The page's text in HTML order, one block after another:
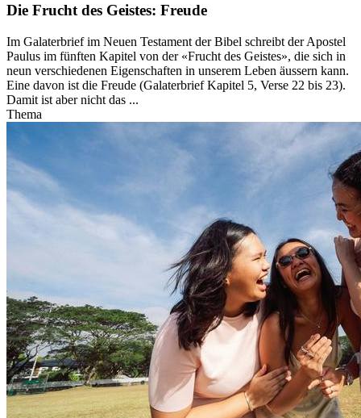
Die Frucht des Geistes: Freude
Im Galaterbrief im Neuen Testament der Bibel schreibt der Apostel
Paulus im fünften Kapitel von der «Frucht des Geistes», die sich in
neun verschiedenen Eigenschaften in unserem Leben äussern kann.
Eine davon ist die Freude (Galaterbrief Kapitel 5, Verse 22 bis 23).
Damit ist aber nicht das ...
Thema